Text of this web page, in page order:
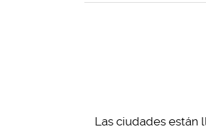
Las ciudades están